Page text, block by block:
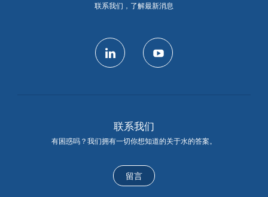
联系我们，了解最新消息
联系我们
有困惑吗？我们拥有一切你想知道的关于水的答案。
留言